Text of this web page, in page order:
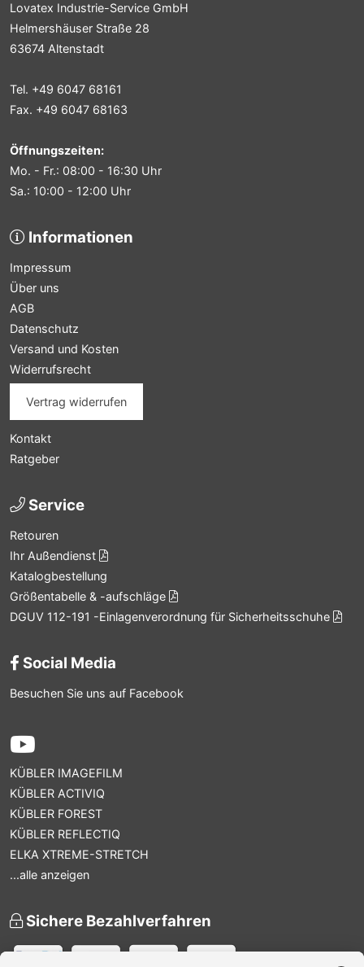
Lovatex Industrie-Service GmbH
Helmershäuser Straße 28
63674 Altenstadt
Tel. +49 6047 68161
Fax. +49 6047 68163
Öffnungszeiten:
Mo. - Fr.: 08:00 - 16:30 Uhr
Sa.: 10:00 - 12:00 Uhr
Informationen
Impressum
Über uns
AGB
Datenschutz
Versand und Kosten
Widerrufsrecht
Vertrag widerrufen
Kontakt
Ratgeber
Service
Retouren
Ihr Außendienst
Katalogbestellung
Größentabelle & -aufschläge
DGUV 112-191 -Einlagenverordnung für Sicherheitsschuhe
Social Media
Besuchen Sie uns auf Facebook
KÜBLER IMAGEFILM
KÜBLER ACTIVIQ
KÜBLER FOREST
KÜBLER REFLECTIQ
ELKA XTREME-STRETCH
...alle anzeigen
Sichere Bezahlverfahren